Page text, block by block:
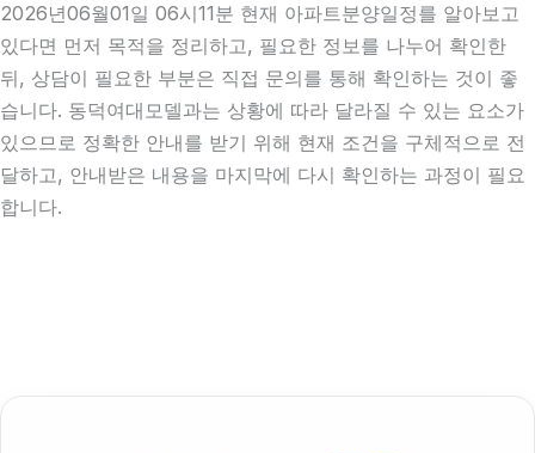
2026년06월01일 06시11분 현재 아파트분양일정를 알아보고
있다면 먼저 목적을 정리하고, 필요한 정보를 나누어 확인한
뒤, 상담이 필요한 부분은 직접 문의를 통해 확인하는 것이 좋
습니다. 동덕여대모델과는 상황에 따라 달라질 수 있는 요소가
있으므로 정확한 안내를 받기 위해 현재 조건을 구체적으로 전
달하고, 안내받은 내용을 마지막에 다시 확인하는 과정이 필요
합니다.